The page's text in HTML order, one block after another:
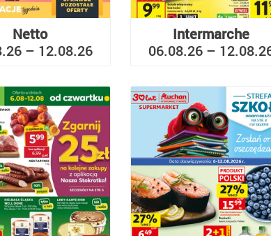
Netto
– 12.08.26
Intermarche
06.08.26 –